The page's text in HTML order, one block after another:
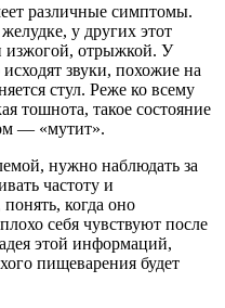
различные симптомы.
у других этот
изжогой, отрыжкой. У
звуки, похожие на
стул. Реже ко всему
тошнота, такое состояние
— «мутит».
нужно наблюдать за
частоту и
когда оно
себя чувствуют после
этой информаций,
пищеварения будет